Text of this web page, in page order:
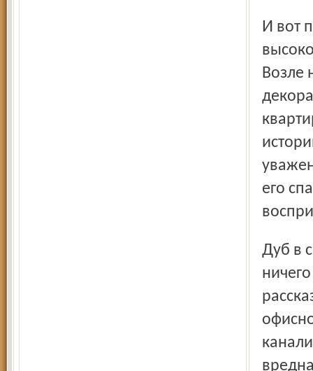
И вот прошёл десяток лет. Дуб на углу Кооперативной за
Возле
его
Дуб в сквере тоже растёт понемногу. Вроде бы сейчас ему